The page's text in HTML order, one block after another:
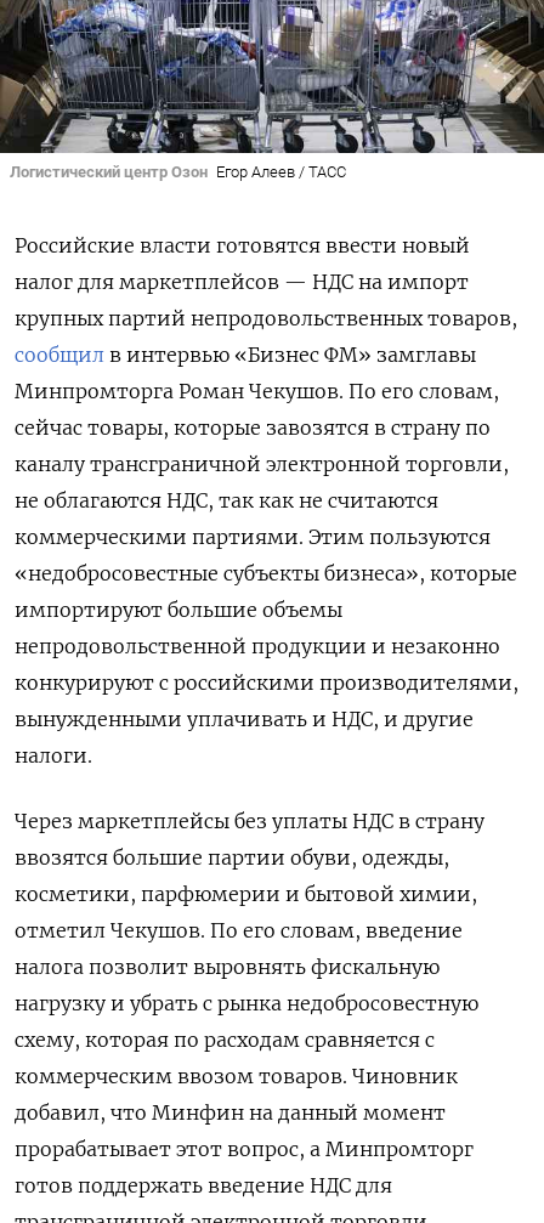
Логистический центр Озон Егор Алеев / ТАСС
Российские власти готовятся ввести новый
налог для маркетплейсов — НДС на импорт
крупных партий непродовольственных товаров,
сообщил в интервью «Бизнес ФМ» замглавы
Минпромторга Роман Чекушов. По его словам,
сейчас товары, которые завозятся в страну по
каналу трансграничной электронной торговли,
не облагаются НДС, так как не считаются
коммерческими партиями. Этим пользуются
«недобросовестные субъекты бизнеса», которые
импортируют большие объемы
непродовольственной продукции и незаконно
конкурируют с российскими производителями,
вынужденными уплачивать и НДС, и другие
налоги.
Через маркетплейсы без уплаты НДС в страну
ввозятся большие партии обуви, одежды,
косметики, парфюмерии и бытовой химии,
отметил Чекушов. По его словам, введение
налога позволит выровнять фискальную
нагрузку и убрать с рынка недобросовестную
схему, которая по расходам сравняется с
коммерческим ввозом товаров. Чиновник
добавил, что Минфин на данный момент
прорабатывает этот вопрос, а Минпромторг
готов поддержать введение НДС для